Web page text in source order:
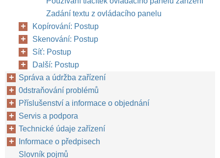
Zadání textu z ovládacího panelu
Kopírování: Postup
Skenování: Postup
Síť: Postup
Další: Postup
Správa a údržba zařízení
0dstraňování problémů
Příslušenství a informace o objednání
Servis a podpora
Technické údaje zařízení
Informace o předpisech
Slovník pojmů